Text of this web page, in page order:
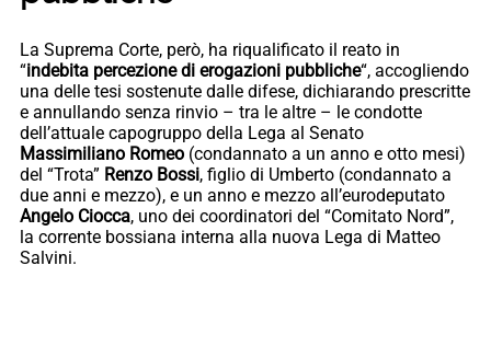
La Suprema Corte, però, ha riqualificato il reato in
“indebita percezione di erogazioni pubbliche“, accogliendo
una delle tesi sostenute dalle difese, dichiarando prescritte
e annullando senza rinvio – tra le altre – le condotte
dell’attuale capogruppo della Lega al Senato
Massimiliano Romeo (condannato a un anno e otto mesi)
del “Trota” Renzo Bossi, figlio di Umberto (condannato a
due anni e mezzo), e un anno e mezzo all’eurodeputato
Angelo Ciocca, uno dei coordinatori del “Comitato Nord”,
la corrente bossiana interna alla nuova Lega di Matteo
Salvini.